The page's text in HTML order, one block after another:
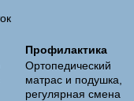
Профилактика
Ортопедический
матрас и подушка,
регулярная смена